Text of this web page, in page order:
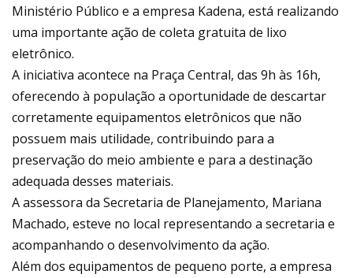
Ministério Público e a empresa Kadena, está realizando
uma importante ação de coleta gratuita de lixo
eletrônico.
A iniciativa acontece na Praça Central, das 9h às 16h,
oferecendo à população a oportunidade de descartar
corretamente equipamentos eletrônicos que não
possuem mais utilidade, contribuindo para a
preservação do meio ambiente e para a destinação
adequada desses materiais.
A assessora da Secretaria de Planejamento, Mariana
Machado, esteve no local representando a secretaria e
acompanhando o desenvolvimento da ação.
Além dos equipamentos de pequeno porte, a empresa